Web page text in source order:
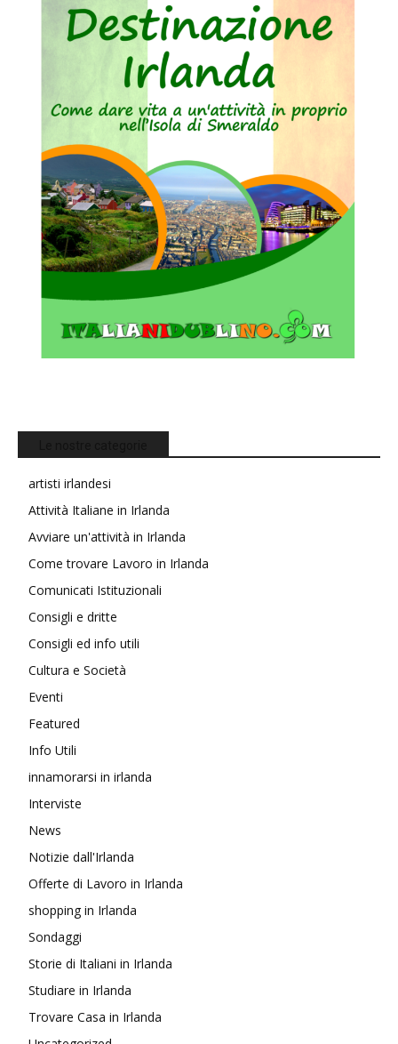
artisti irlandesi
Attività Italiane in Irlanda
Avviare un'attività in Irlanda
Come trovare Lavoro in Irlanda
Comunicati Istituzionali
Consigli e dritte
Consigli ed info utili
Cultura e Società
Eventi
Featured
Info Utili
innamorarsi in irlanda
Interviste
News
Notizie dall'Irlanda
Offerte di Lavoro in Irlanda
shopping in Irlanda
Sondaggi
Storie di Italiani in Irlanda
Studiare in Irlanda
Trovare Casa in Irlanda